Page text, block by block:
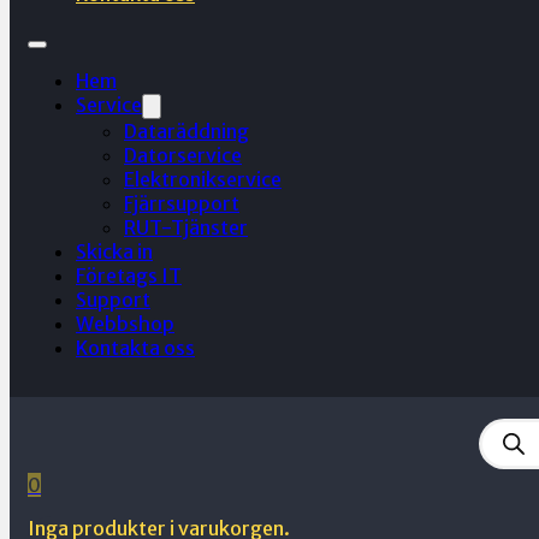
Hem
Service
Dataräddning
Datorservice
Elektronikservice
Fjärrsupport
RUT-Tjänster
Skicka in
Företags IT
Support
Webbshop
Kontakta oss
search
0
Inga produkter i varukorgen.